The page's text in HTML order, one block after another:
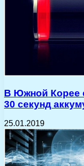
В Южной Корее
30 секунд
25.01.2019